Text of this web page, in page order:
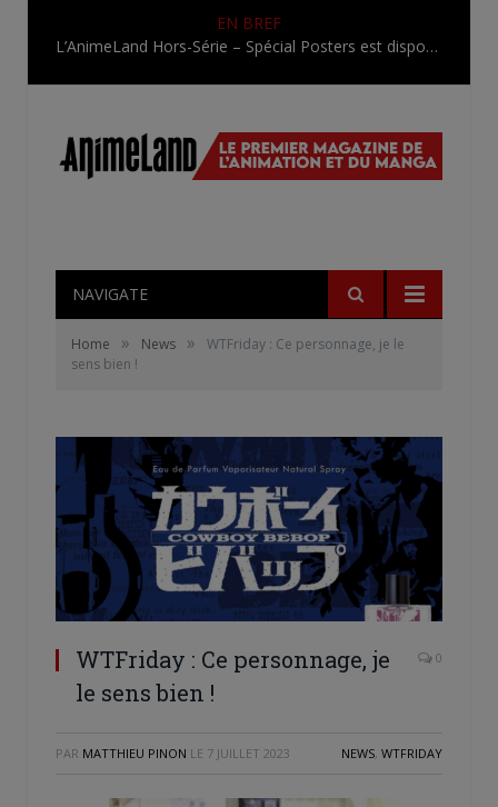
EN BREF
L’AnimeLand Hors-Série – Spécial Posters est disponible !
NAVIGATE
Home » News »
WTFriday : Ce personnage, je le
sens bien !
WTFriday : Ce personnage, je
le sens bien !
0
PAR MATTHIEU PINON LE 7 JUILLET 2023 NEWS, WTFRIDAY